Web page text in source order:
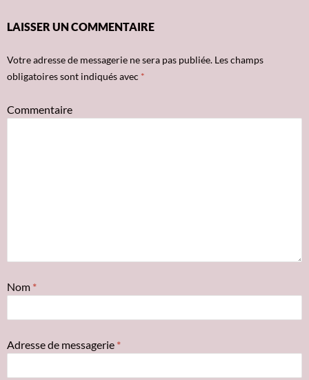
LAISSER UN COMMENTAIRE
Votre adresse de messagerie ne sera pas publiée. Les champs
obligatoires sont indiqués avec *
Commentaire
Nom *
Adresse de messagerie *